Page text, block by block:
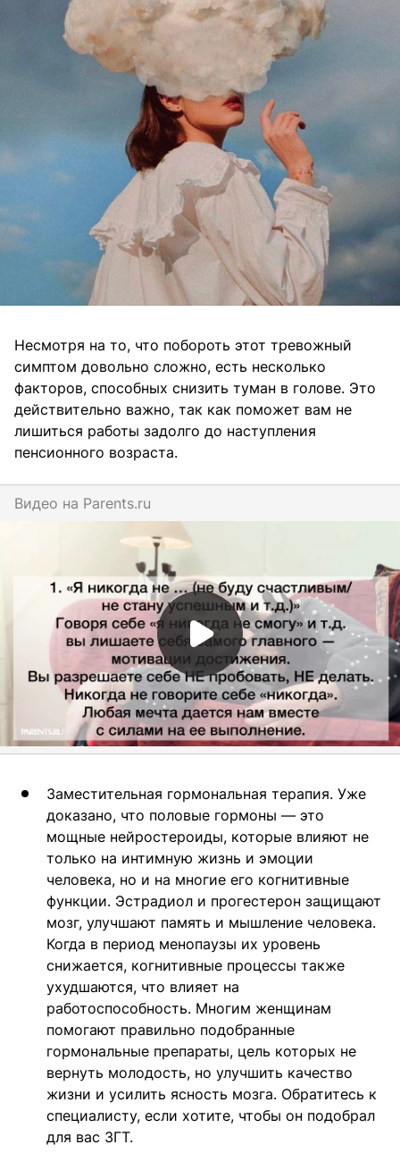
Несмотря на то, что побороть этот тревожный
симптом довольно сложно, есть несколько
факторов, способных снизить туман в голове. Это
действительно важно, так как поможет вам не
лишиться работы задолго до наступления
пенсионного возраста.
Видео на parents.ru
Заместительная гормональная терапия. Уже
доказано, что половые гормоны — это
мощные нейростероиды, которые влияют не
только на интимную жизнь и эмоции
человека, но и на многие его когнитивные
функции. Эстрадиол и прогестерон защищают
мозг, улучшают память и мышление человека.
Когда в период менопаузы их уровень
снижается, когнитивные процессы также
ухудшаются, что влияет на
работоспособность. Многим женщинам
помогают правильно подобранные
гормональные препараты, цель которых не
вернуть молодость, но улучшить качество
жизни и усилить ясность мозга. Обратитесь к
специалисту, если хотите, чтобы он подобрал
для вас ЗГТ.